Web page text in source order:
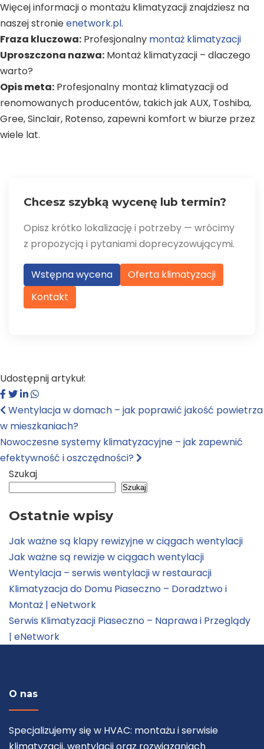
Więcej informacji o montażu klimatyzacji znajdziesz na
naszej stronieenetwork.pl.
Fraza kluczowa: Profesjonalny montaż klimatyzacji
Uproszczona nazwa: Montaż klimatyzacji – dlaczego
warto?
Opis meta: Profesjonalny montaż klimatyzacji od
renomowanych producentów, takich jak AUX, Toshiba,
Gree, Sinclair, Rotenso, zapewni komfort w biurze przez
wiele lat.
Chcesz szybką wycenę lub termin?
Opisz krótko lokalizację i potrzeby — wrócimy
z propozycją i pytaniami doprecyzowującymi.
Wstępna wycena
Oferta klimatyzacji
Kontakt
Udostępnij artykuł:
Wentylacja w domach – jak poprawić jakość powietrza
w mieszkaniach?
Nowoczesne systemy klimatyzacyjne – jak zapewnić
efektywność i oszczędności?
Szukaj
Szukaj
Ostatnie wpisy
Jak ważne są klapy rewizyjne w ciągach wentylacji
Jak ważne są rewizje w ciągach wentylacji
Wentylacja – serwis wentylacji w restauracji
Klimatyzacja do Domu Piaseczno – Doradztwo i
Montaż | eNetwork
Serwis Klimatyzacji Piaseczno – Naprawa i Przeglądy
| eNetwork
O nas
Specjalizujemy się w HVAC: montażu i serwisie